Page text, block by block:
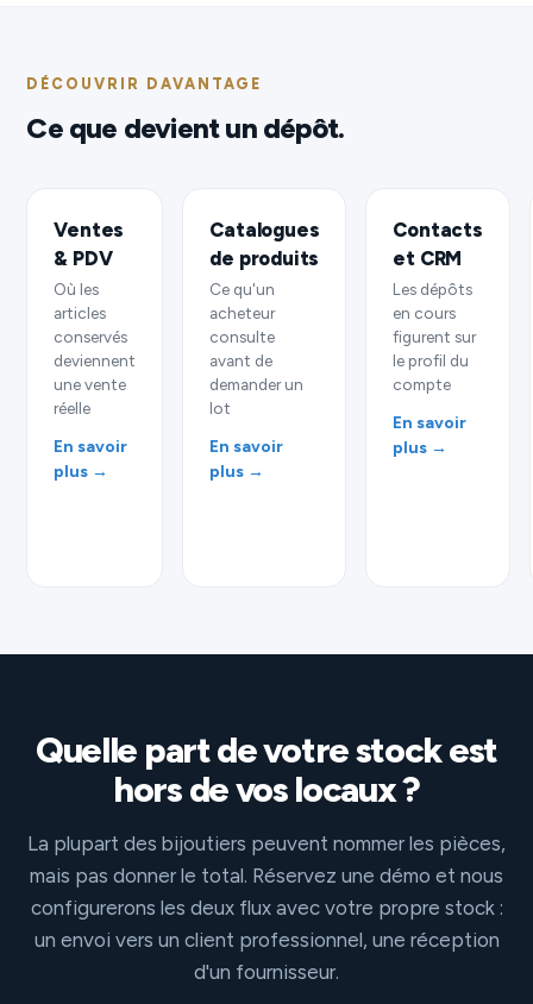
DÉCOUVRIR DAVANTAGE
Ce que devient un dépôt.
Ventes
& PDV
Où les
articles
conservés
deviennent
une vente
réelle
En savoir
plus →
Catalogues
de produits
Ce qu'un
acheteur
consulte
avant de
demander un
lot
En savoir
plus →
Contacts
et CRM
Les dépôts
en cours
figurent sur
le profil du
compte
En savoir
plus →
Quelle part de votre stock est
hors de vos locaux ?
La plupart des bijoutiers peuvent nommer les pièces,
mais pas donner le total. Réservez une démo et nous
configurerons les deux flux avec votre propre stock :
un envoi vers un client professionnel, une réception
d'un fournisseur.